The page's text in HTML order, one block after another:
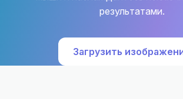
результатами.
Загрузить